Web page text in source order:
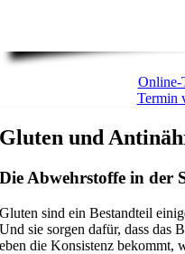
Online-
Termin
Gluten und
Die Abwehrstoffe in der
Gluten sind ein Bestandteil
Und sie sorgen dafür, dass das
eben die Konsistenz bekommt,